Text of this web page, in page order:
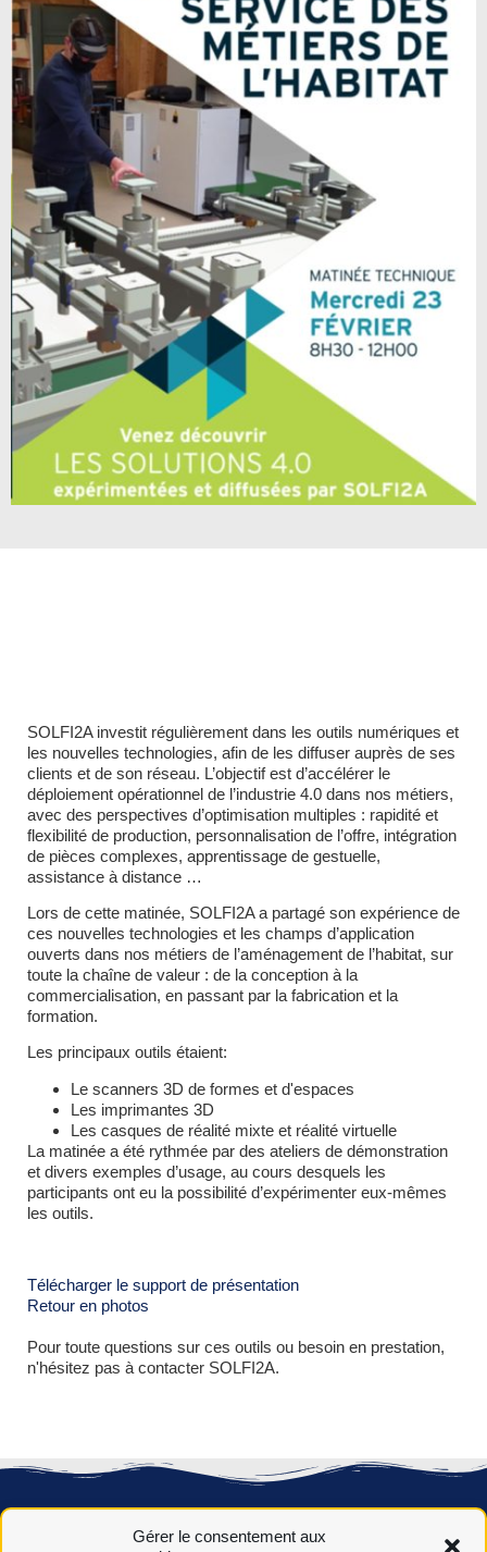
Gérer le consentement aux
SOLFI2A investit régulièrement dans les outils numériques et
les nouvelles technologies, afin de les diffuser auprès de ses
clients et de son réseau. L’objectif est d’accélérer le
déploiement opérationnel de l’industrie 4.0 dans nos métiers,
avec des perspectives d’optimisation multiples : rapidité et
flexibilité de production, personnalisation de l’offre, intégration
de pièces complexes, apprentissage de gestuelle,
assistance à distance …
Lors de cette matinée, SOLFI2A a partagé son expérience de
ces nouvelles technologies et les champs d’application
ouverts dans nos métiers de l’aménagement de l’habitat, sur
toute la chaîne de valeur : de la conception à la
commercialisation, en passant par la fabrication et la
formation.
Les principaux outils étaient:
Le scanners 3D de formes et d'espaces
Les imprimantes 3D
Les casques de réalité mixte et réalité virtuelle
La matinée a été rythmée par des ateliers de démonstration
et divers exemples d’usage, au cours desquels les
participants ont eu la possibilité d’expérimenter eux-mêmes
les outils.
Télécharger le support de présentation
Retour en photos
Pour toute questions sur ces outils ou besoin en prestation,
n'hésitez pas à contacter SOLFI2A.